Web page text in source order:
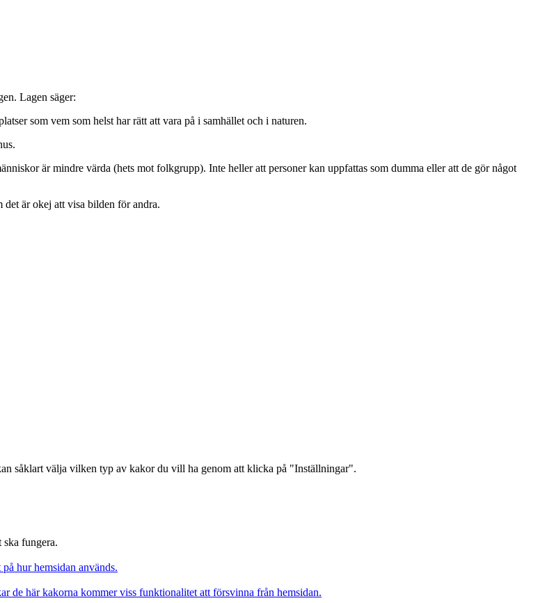
Lagen säger:
som vem som helst har rätt att vara på i samhället och i naturen.
är mindre värda (hets mot folkgrupp). Inte heller att personer kan uppfattas som dumma eller att de gör något
det är okej att visa bilden för andra.
såklart välja vilken typ av kakor du vill ha genom att klicka på "Inställningar".
fungera.
hur hemsidan används.
de här kakorna kommer viss funktionalitet att försvinna från hemsidan.